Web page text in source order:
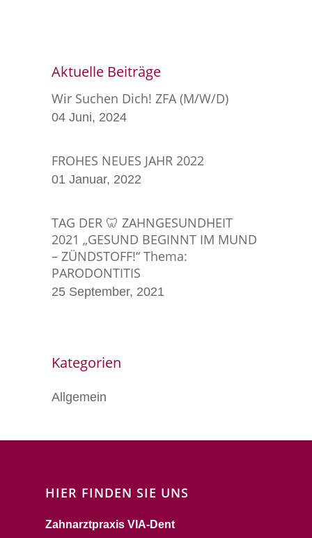
Aktuelle Beiträge
Wir Suchen Dich! ZFA (m/w/d)
04 Juni, 2024
FROHES NEUES JAHR 2022
01 Januar, 2022
TAG DER 🦷 ZAHNGESUNDHEIT
2021 „GESUND BEGINNT IM MUND
– ZÜNDSTOFF!“ Thema:
PARODONTITIS
25 September, 2021
Kategorien
Allgemein
HIER FINDEN SIE UNS
Zahnarztpraxis VIA-Dent